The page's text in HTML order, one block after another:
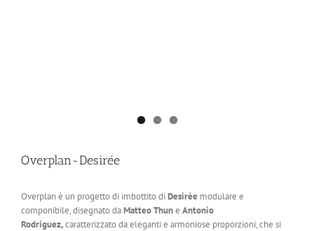
Overplan-Desirée
Overplan è un progetto di imbottito diDesirèe modulare e
componibile, disegnato daMatteo Thune Antonio
Rodriguez,caratterizzato da eleganti e armoniose proporzioni, che si